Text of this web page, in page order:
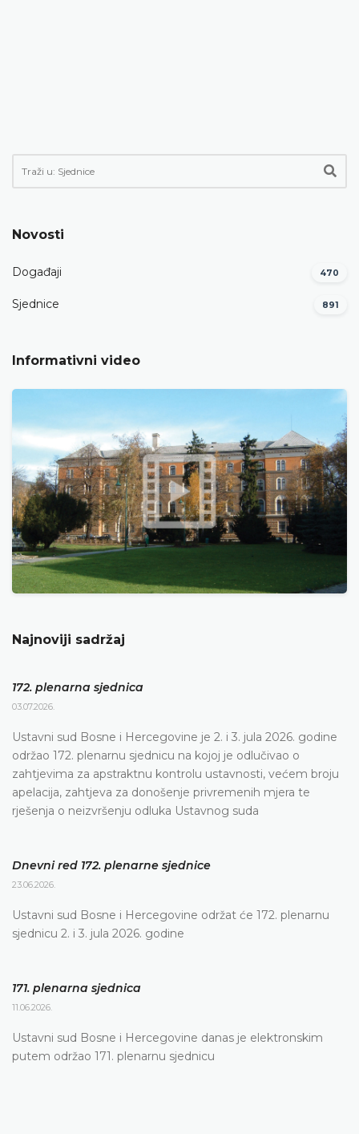
Novosti
Događaji 470
Sjednice 891
Informativni video
Najnoviji sadržaj
172. plenarna sjednica
03.07.2026.
Ustavni sud Bosne i Hercegovine je 2. i 3. jula 2026. godine
održao 172. plenarnu sjednicu na kojoj je odlučivao o
zahtjevima za apstraktnu kontrolu ustavnosti, većem broju
apelacija, zahtjeva za donošenje privremenih mjera te
rješenja o neizvršenju odluka Ustavnog suda
Dnevni red 172. plenarne sjednice
23.06.2026.
Ustavni sud Bosne i Hercegovine održat će 172. plenarnu
sjednicu 2. i 3. jula 2026. godine
171. plenarna sjednica
11.06.2026.
Ustavni sud Bosne i Hercegovine danas je elektronskim
putem održao 171. plenarnu sjednicu